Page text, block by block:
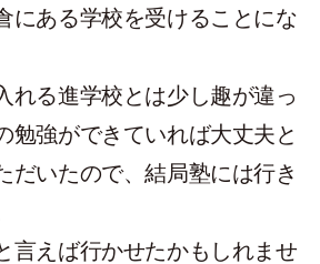
にある学校を受けることにな
れる進学校とは少し趣が違っ
勉強ができていれば大丈夫と
だいたので、結局塾には行き
言えば行かせたかもしれませ